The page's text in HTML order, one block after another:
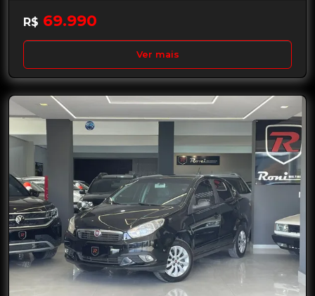
R$ 69.990
Ver mais